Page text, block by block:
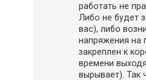
работать не
Либо не будет
вас), либо
напряжения на
закреплен к
времени
вырывает). Так